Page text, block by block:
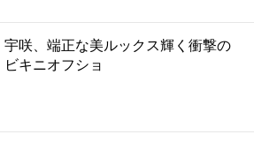
宇咲、端正な美ルックス輝く衝撃の
ビキニオフショ